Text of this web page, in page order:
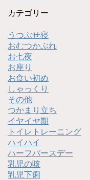
カテゴリー
うつぶせ寝
おむつかぶれ
お七夜
お座り
お食い初め
しゃっくり
その他
つかまり立ち
イヤイヤ期
トイレトレーニング
ハイハイ
ハーフバースデー
乳児の咳
乳児下痢